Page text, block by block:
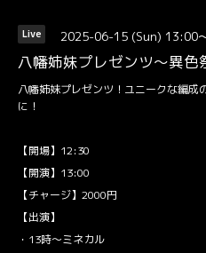
Live 2025-06-15 (Sun) 13:00
八幡姉妹プレゼンツ〜異色
八幡姉妹プレゼンツ！ユニークな編成
に！
【開場】12:30
【開演】13:00
【チャージ】2000円
【出演】
・13時〜ミネカル